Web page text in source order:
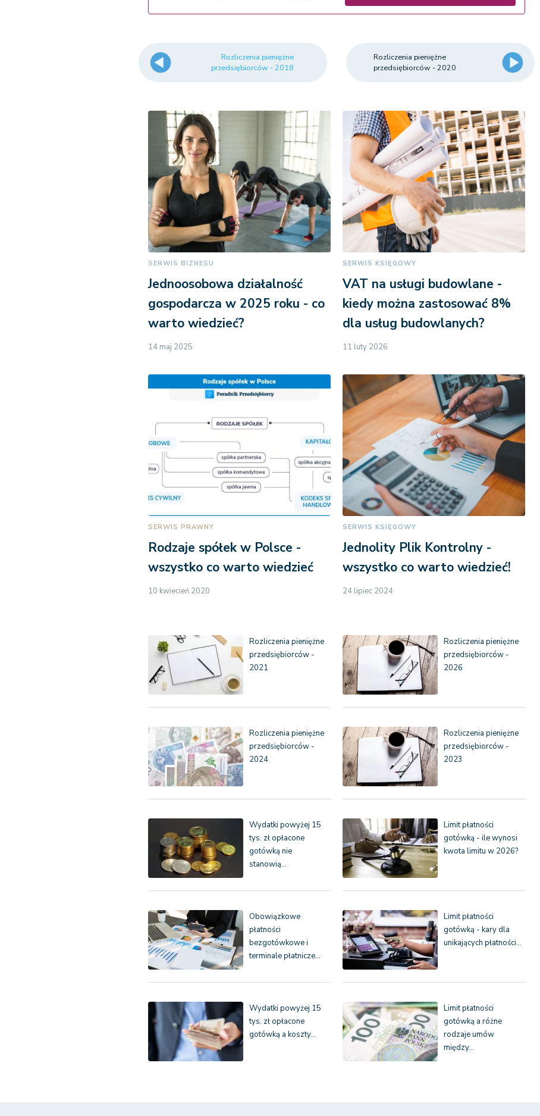
Rozliczenia pieniężne
przedsiębiorców - 2018
Rozliczenia pieniężne
przedsiębiorców - 2020
SERWIS BIZNESU
Jednoosobowa działalność
gospodarcza w 2025 roku - co
warto wiedzieć?
14 maj 2025
SERWIS KSIĘGOWY
VAT na usługi budowlane -
kiedy można zastosować 8%
dla usług budowlanych?
11 luty 2026
SERWIS PRAWNY
Rodzaje spółek w Polsce -
wszystko co warto wiedzieć
10 kwiecień 2020
SERWIS KSIĘGOWY
Jednolity Plik Kontrolny -
wszystko co warto wiedzieć!
24 lipiec 2024
Rozliczenia pieniężne
przedsiębiorców -
2021
Rozliczenia pieniężne
przedsiębiorców -
2026
Rozliczenia pieniężne
przedsiębiorców -
2024
Rozliczenia pieniężne
przedsiębiorców -
2023
Wydatki powyżej 15
tys. zł opłacone
gotówką nie
stanowią…
Limit płatności
gotówką - ile wynosi
kwota limitu w 2026?
Obowiązkowe
płatności
bezgotówkowe i
terminale płatnicze…
Limit płatności
gotówką - kary dla
unikających płatności…
Wydatki powyżej 15
tys. zł opłacone
gotówką a koszty…
Limit płatności
gotówką a różne
rodzaje umów
między…